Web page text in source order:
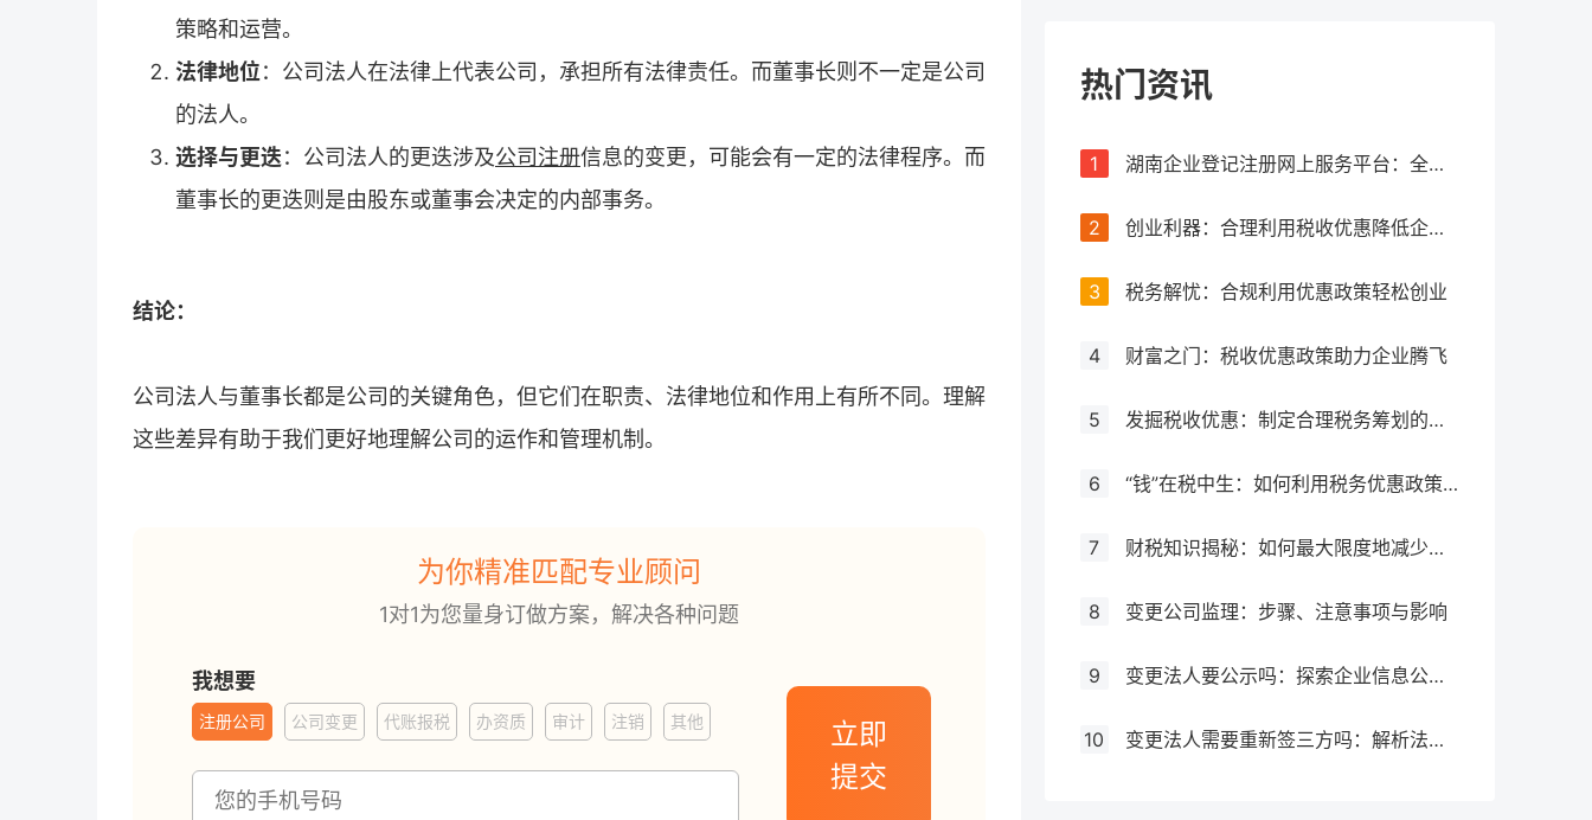
策略和运营。
法律地位：公司法人在法律上代表公司，承担所有法律责任。而董事长则不一定是公司
的法人。
选择与更迭：公司法人的更迭涉及公司注册信息的变更，可能会有一定的法律程序。而
董事长的更迭则是由股东或董事会决定的内部事务。
结论：
公司法人与董事长都是公司的关键角色，但它们在职责、法律地位和作用上有所不同。理解
这些差异有助于我们更好地理解公司的运作和管理机制。
为你精准匹配专业顾问
1对1为您量身订做方案，解决各种问题
我想要
注册公司 公司变更 代账报税 办资质 审计 注销 其他
立即
提交
热门资讯
1 湖南企业登记注册网上服务平台：全流程网上办理，让注册更简单
2 创业利器：合理利用税收优惠降低企业税负
3 税务解忧：合规利用优惠政策轻松创业
4 财富之门：税收优惠政策助力企业腾飞
5 发掘税收优惠：制定合理税务筹划的必要步骤
6 “钱”在税中生：如何利用税务优惠政策增加企业利润
7 财税知识揭秘：如何最大限度地减少税务负担
8 变更公司监理：步骤、注意事项与影响
9 变更法人要公示吗：探索企业信息公示制度
10 变更法人需要重新签三方吗：解析法人变更对劳动关系的影响